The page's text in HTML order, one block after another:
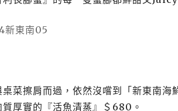
菜擦肩而過，依然沒嚐到「新東南海
厚實的『活魚清蒸』＄ 680 。